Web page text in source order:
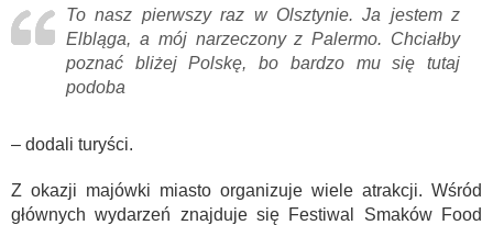
To nasz pierwszy raz w Olsztynie. Ja jestem z
Elbląga, a mój narzeczony z Palermo. Chciałby
poznać bliżej Polskę, bo bardzo mu się tutaj
podoba
– dodali turyści.
Z okazji majówki miasto organizuje wiele atrakcji. Wśród
głównych wydarzeń znajduje się Festiwal Smaków Food